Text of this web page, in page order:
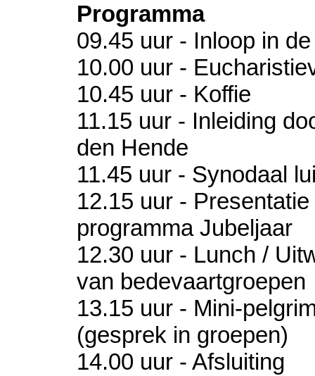
Programma
09.45 uur - Inloop in
10.00 uur -
10.45 uur - Koffie
11.15 uur - Inleiding
den Hende
11.45 uur - Synodaal
12.15 uur -
programma Jubeljaar
12.30 uur - Lunch /
van bedevaartgroepen
13.15 uur - Mini-
(gesprek in groepen)
14.00 uur - Afsluiting